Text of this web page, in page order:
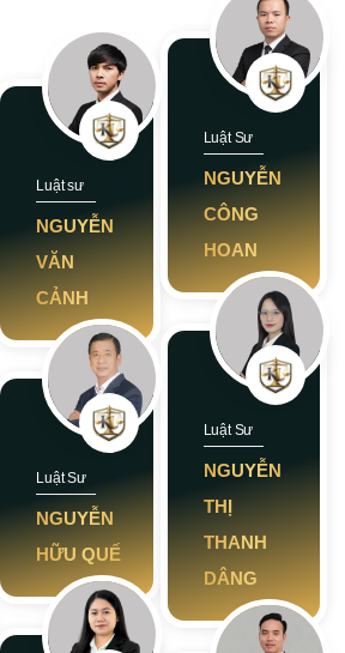
Luật sư
NGUYỄN
VĂN
CẢNH
Luật Sư
NGUYỄN
HỮU QUẾ
Luật Sư
NGUYỄN
CÔNG
HOAN
Luật Sư
NGUYỄN
THỊ
THANH
DÂNG